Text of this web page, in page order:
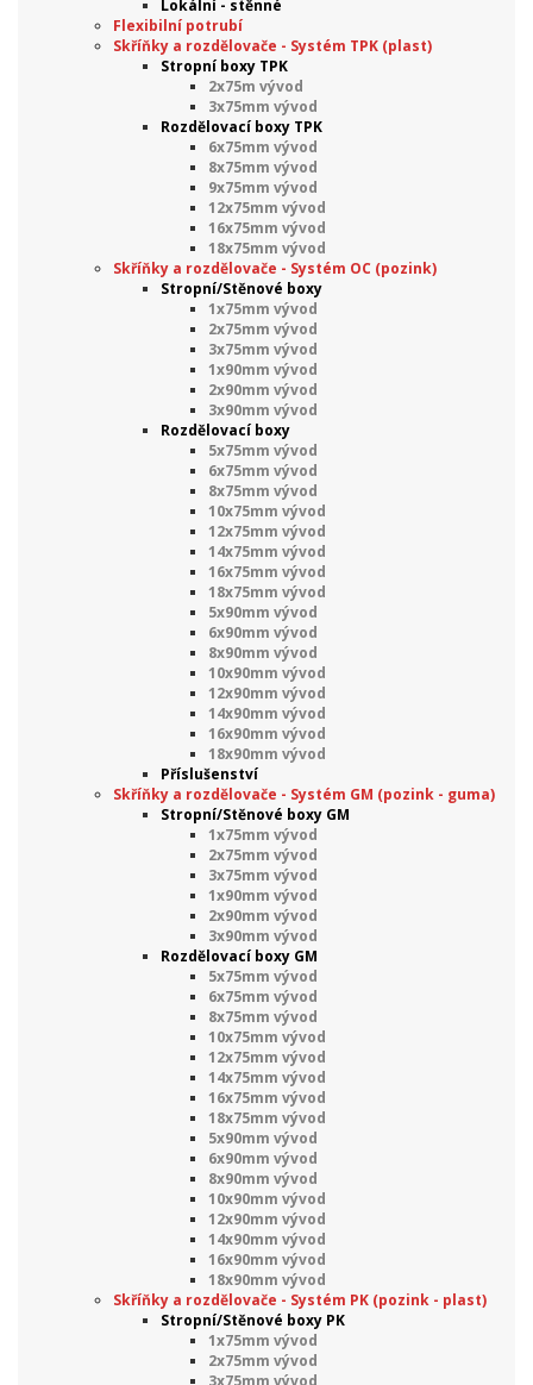
Lokální - stěnné
Flexibilní potrubí
Skříňky a rozdělovače - Systém TPK (plast)
Stropní boxy TPK
2x75m vývod
3x75mm vývod
Rozdělovací boxy TPK
6x75mm vývod
8x75mm vývod
9x75mm vývod
12x75mm vývod
16x75mm vývod
18x75mm vývod
Skříňky a rozdělovače - Systém OC (pozink)
Stropní/Stěnové boxy
1x75mm vývod
2x75mm vývod
3x75mm vývod
1x90mm vývod
2x90mm vývod
3x90mm vývod
Rozdělovací boxy
5x75mm vývod
6x75mm vývod
8x75mm vývod
10x75mm vývod
12x75mm vývod
14x75mm vývod
16x75mm vývod
18x75mm vývod
5x90mm vývod
6x90mm vývod
8x90mm vývod
10x90mm vývod
12x90mm vývod
14x90mm vývod
16x90mm vývod
18x90mm vývod
Příslušenství
Skříňky a rozdělovače - Systém GM (pozink - guma)
Stropní/Stěnové boxy GM
1x75mm vývod
2x75mm vývod
3x75mm vývod
1x90mm vývod
2x90mm vývod
3x90mm vývod
Rozdělovací boxy GM
5x75mm vývod
6x75mm vývod
8x75mm vývod
10x75mm vývod
12x75mm vývod
14x75mm vývod
16x75mm vývod
18x75mm vývod
5x90mm vývod
6x90mm vývod
8x90mm vývod
10x90mm vývod
12x90mm vývod
14x90mm vývod
16x90mm vývod
18x90mm vývod
Skříňky a rozdělovače - Systém PK (pozink - plast)
Stropní/Stěnové boxy PK
1x75mm vývod
2x75mm vývod
3x75mm vývod